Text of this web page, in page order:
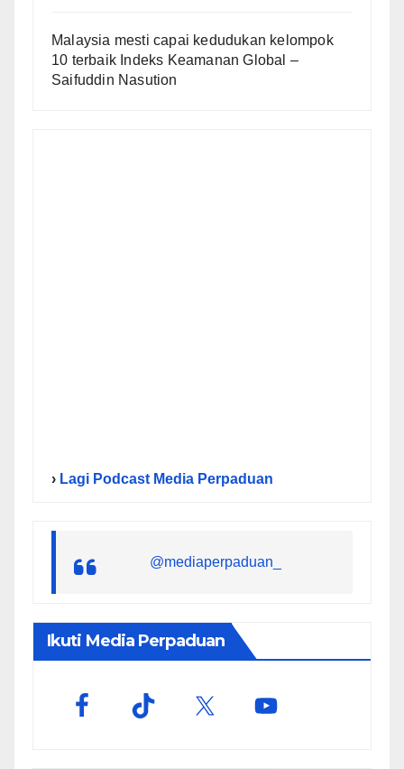
Malaysia mesti capai kedudukan kelompok
10 terbaik Indeks Keamanan Global –
Saifuddin Nasution
› Lagi Podcast Media Perpaduan
@mediaperpaduan_
Ikuti Media Perpaduan